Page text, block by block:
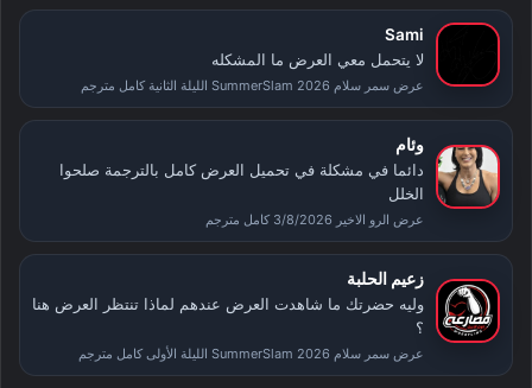
Sami
لا يتحمل معي العرض ما المشكله
عرض سمر سلام SummerSlam 2026 الليلة الثانية كامل مترجم
وئام
دائما في مشكلة في تحميل العرض كامل بالترجمة صلحوا
الخلل
عرض الرو الاخير 3/8/2026 كامل مترجم
زعيم الحلبة
وليه حضرتك ما شاهدت العرض عندهم لماذا تنتظر العرض هنا
؟
عرض سمر سلام SummerSlam 2026 الليلة الأولى كامل مترجم